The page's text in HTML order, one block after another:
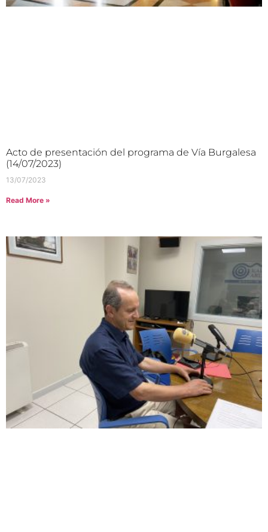
Acto de presentación del programa de Vía Burgalesa
(14/07/2023)
13/07/2023
Read More »